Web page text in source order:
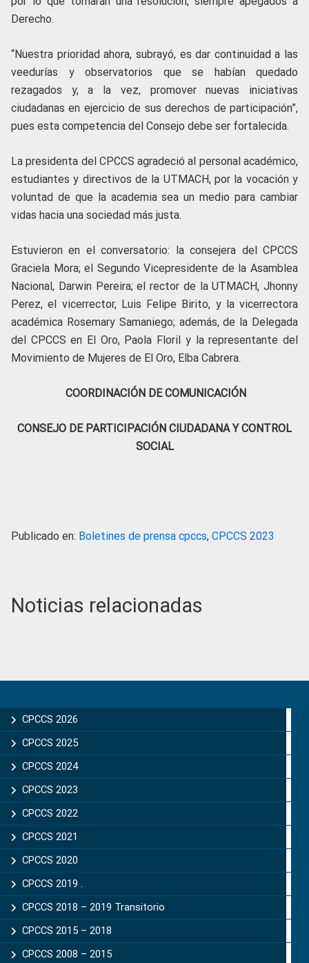
Derecho.
“Nuestra prioridad ahora, subrayó, es dar continuidad a las
veedurías y observatorios que se habían quedado
rezagados y, a la vez, promover nuevas iniciativas
ciudadanas en ejercicio de sus derechos de participación”,
pues esta competencia del Consejo debe ser fortalecida.
La presidenta del CPCCS agradeció al personal académico,
estudiantes y directivos de la UTMACH, por la vocación y
voluntad de que la academia sea un medio para cambiar
vidas hacia una sociedad más justa.
Estuvieron en el conversatorio: la consejera del CPCCS
Graciela Mora; el Segundo Vicepresidente de la Asamblea
Nacional, Darwin Pereira; el rector de la UTMACH, Jhonny
Perez, el vicerrector, Luis Felipe Birito, y la vicerrectora
académica Rosemary Samaniego; además, de la Delegada
del CPCCS en El Oro, Paola Floril y la representante del
Movimiento de Mujeres de El Oro, Elba Cabrera.
COORDINACIÓN DE COMUNICACIÓN
CONSEJO DE PARTICIPACIÓN CIUDADANA Y CONTROL
SOCIAL
Publicado en: Boletines de prensa cpccs, CPCCS 2023
Noticias relacionadas
Sidebar
CPCCS 2026
CPCCS 2025
CPCCS 2024
CPCCS 2023
CPCCS 2022
CPCCS 2021
CPCCS 2020
CPCCS 2019 .
CPCCS 2018 – 2019 Transitorio
CPCCS 2015 – 2018
CPCCS 2008 – 2015